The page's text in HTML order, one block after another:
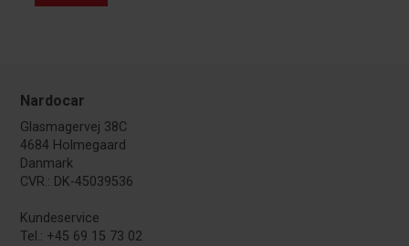
Nardocar
Glasmagervej 38C
4684 Holmegaard
Danmark
CVR.: DK-45039536
Kundeservice
Tel.: +45 69 15 73 02